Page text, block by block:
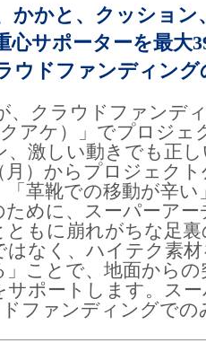
かかと、クッショ
心サポーターを最大
ウドファンディン
、クラウドファンデ
クアケ）」でプロジ
、激しい動きでも正
月）からプロジェク
「革靴での移動が辛
ために、スーパーア
ともに崩れがちな足
はなく、ハイテク素
」ことで、地面から
サポートします。ス
ドファンディングで